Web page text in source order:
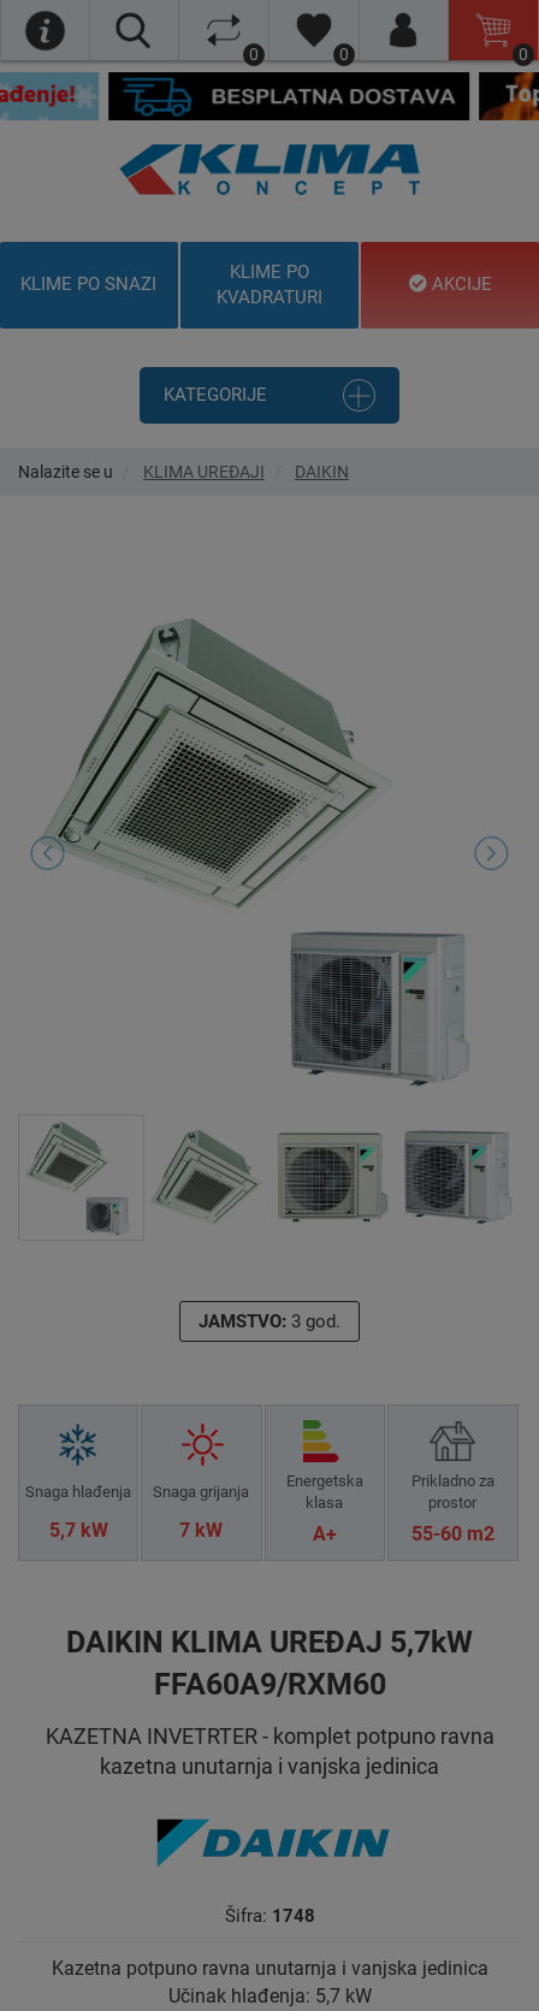
0 0 0
KLIME PO SNAZI
KLIME PO
KVADRATURI
AKCIJE
KATEGORIJE
Nalazite se u KLIMA UREĐAJI DAIKIN
JAMSTVO: 3 god.
Snaga hlađenja
5,7 kW
Snaga grijanja
7 kW
Energetska
klasa
A+
Prikladno za
prostor
55-60 m2
DAIKIN KLIMA UREĐAJ 5,7kW
FFA60A9/RXM60
KAZETNA INVETRTER - komplet potpuno ravna
kazetna unutarnja i vanjska jedinica
Šifra: 1748
Kazetna potpuno ravna unutarnja i vanjska jedinica
Učinak hlađenja: 5,7 kW